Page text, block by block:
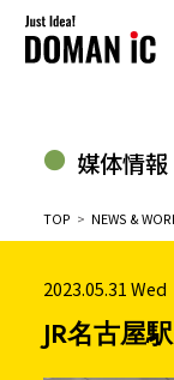
媒体情報
TOP > NEWS &
2023.05.31 Wed
JR名古屋